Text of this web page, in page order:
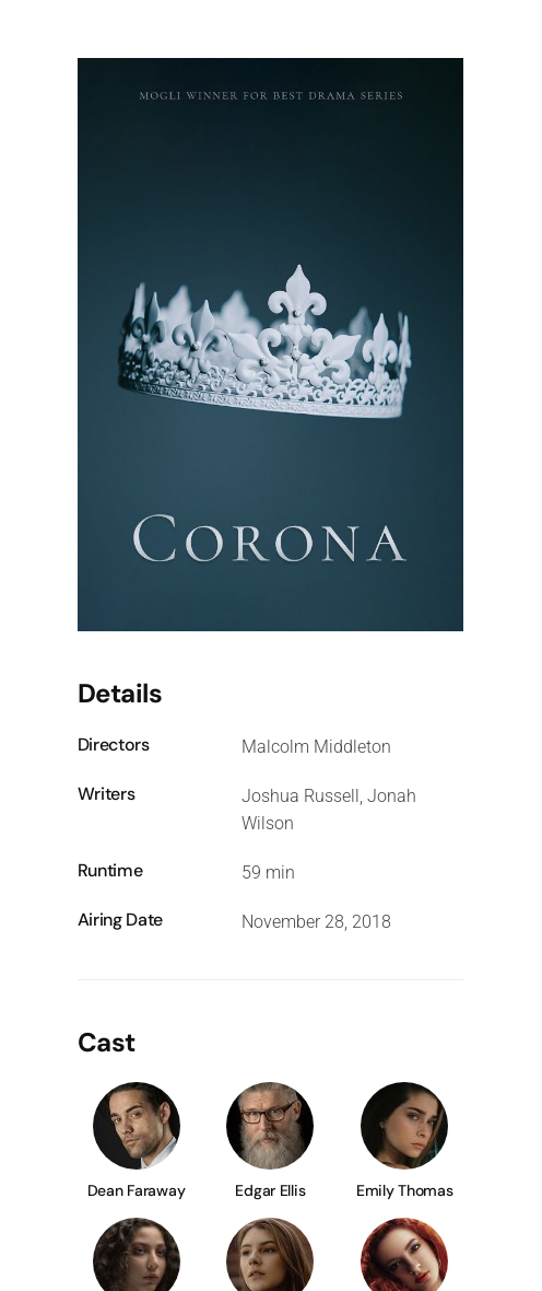
Details
Directors Malcolm Middleton
Writers
Joshua Russell, Jonah
Wilson
Runtime 59 min
Airing Date November 28, 2018
Cast
Dean Faraway Edgar Ellis Emily Thomas